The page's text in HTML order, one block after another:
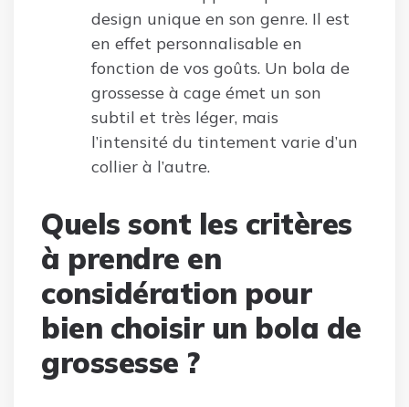
design unique en son genre. Il est
en effet personnalisable en
fonction de vos goûts. Un bola de
grossesse à cage émet un son
subtil et très léger, mais
l’intensité du tintement varie d’un
collier à l’autre.
Quels sont les critères
à prendre en
considération pour
bien choisir un bola de
grossesse ?